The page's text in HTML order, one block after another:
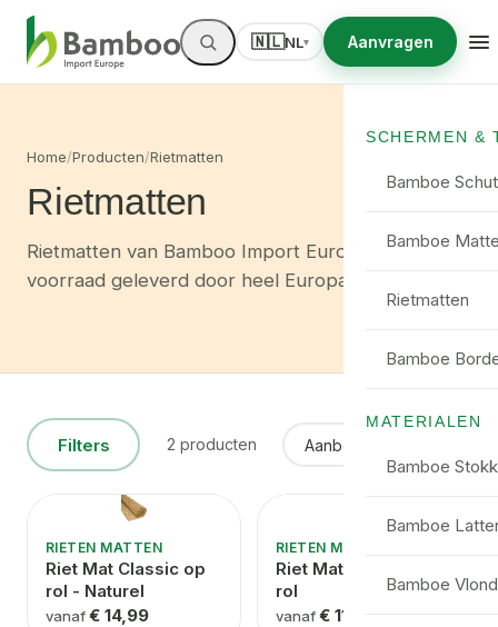
🇳🇱NL▾ Aanvragen
SCHERMEN &
Bamboe
Bamboe
Rietmatten
Bamboe
MATERIALEN
Bamboe
Bamboe
Bamboe
Home/Producten/Rietmatten
Rietmatten
Rietmatten van Bamboo Import Europe — uit
voorraad geleverd door heel Europa.
Filters 2 producten
RIETEN MATTEN
Riet Mat Classic op
rol - Naturel
vanaf€ 14,99
RIETEN MATTEN
Riet Mat Extra Dik op
rol
vanaf€ 11,99